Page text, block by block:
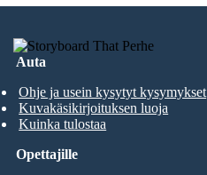
Auta
Ohje ja usein kysytyt kysymykset
Kuvakäsikirjoituksen luoja
Kuinka tulostaa
Opettajille